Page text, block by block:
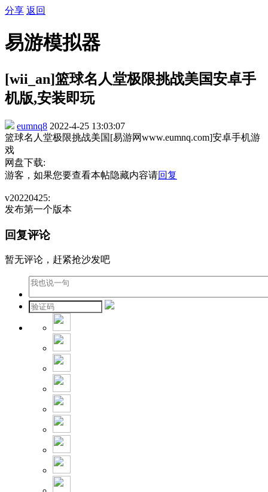
分享 返回
易游模拟器
[wii_an]篮球名人堂极限挑战美国安卓手
机版,安装即玩
eumnq8 2022-4-25 13:03:07
篮球名人堂极限挑战美国[易游网www.eumnq.com]安卓手机游
戏
网盘下载:
游客，如果您要查看本帖隐藏内容请回复
v20220425:
发布第一个版本
回复评论
暂无评论，赶紧抢沙发吧